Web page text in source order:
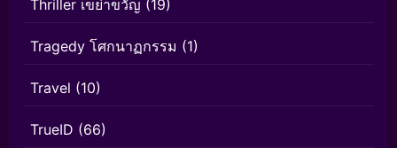
Thriller เขย่าขวัญ (19)
Tragedy โศกนาฏกรรม (1)
Travel (10)
TrueID (66)